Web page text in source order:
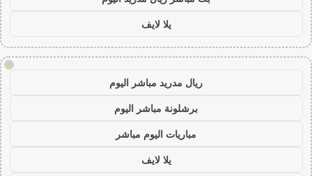
يلا لايف
!
ريال مدريد مباشر اليوم
برشلونة مباشر اليوم
مباريات اليوم مباشر
يلا لايف